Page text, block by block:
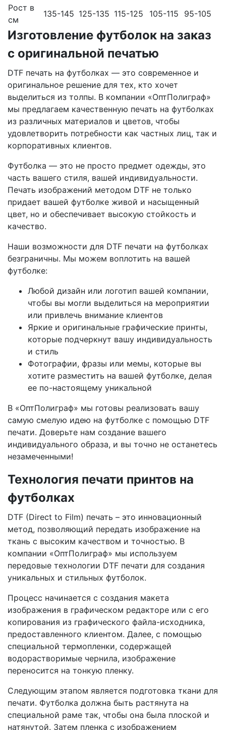
Рост в
см
135-145 125-135 115-125 105-115 95-105
Изготовление футболок на заказ
с оригинальной печатью
DTF печать на футболках — это современное и
оригинальное решение для тех, кто хочет
выделиться из толпы. В компании «ОптПолиграф»
мы предлагаем качественную печать на футболках
из различных материалов и цветов, чтобы
удовлетворить потребности как частных лиц, так и
корпоративных клиентов.
Футболка — это не просто предмет одежды, это
часть вашего стиля, вашей индивидуальности.
Печать изображений методом DTF не только
придает вашей футболке живой и насыщенный
цвет, но и обеспечивает высокую стойкость и
качество.
Наши возможности для DTF печати на футболках
безграничны. Мы можем воплотить на вашей
футболке:
Любой дизайн или логотип вашей компании,
чтобы вы могли выделиться на мероприятии
или привлечь внимание клиентов
Яркие и оригинальные графические принты,
которые подчеркнут вашу индивидуальность
и стиль
Фотографии, фразы или мемы, которые вы
хотите разместить на вашей футболке, делая
ее по-настоящему уникальной
В «ОптПолиграф» мы готовы реализовать вашу
самую смелую идею на футболке с помощью DTF
печати. Доверьте нам создание вашего
индивидуального образа, и вы точно не останетесь
незамеченными!
Технология печати принтов на
футболках
DTF (Direct to Film) печать – это инновационный
метод, позволяющий передать изображение на
ткань с высоким качеством и точностью. В
компании «ОптПолиграф» мы используем
передовые технологии DTF печати для создания
уникальных и стильных футболок.
Процесс начинается с создания макета
изображения в графическом редакторе или с его
копирования из графического файла-исходника,
предоставленного клиентом. Далее, с помощью
специальной термопленки, содержащей
водорастворимые чернила, изображение
переносится на тонкую пленку.
Следующим этапом является подготовка ткани для
печати. Футболка должна быть растянута на
специальной раме так, чтобы она была плоской и
натянутой. Затем пленка с изображением